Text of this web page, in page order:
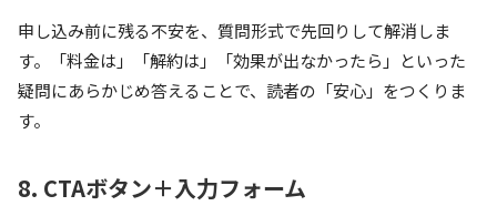
申し込み前に残る不安を、質問形式で先回りして解消しま
す。「料金は」「解約は」「効果が出なかったら」といった
疑問にあらかじめ答えることで、読者の「安心」をつくりま
す。
8. CTAボタン＋入力フォーム